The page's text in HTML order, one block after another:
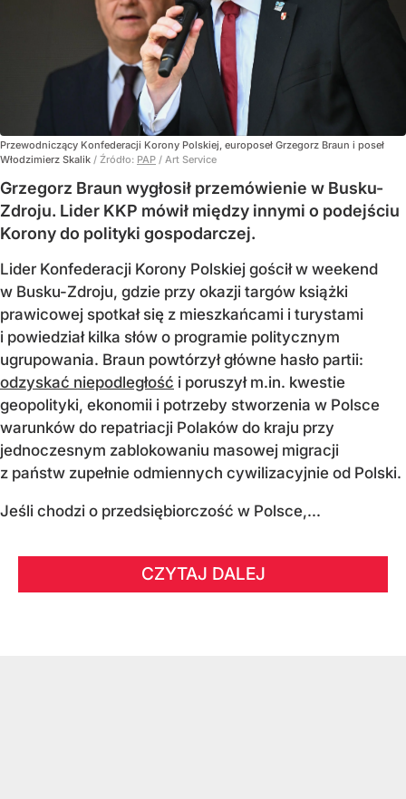
Przewodniczący Konfederacji Korony Polskiej, europoseł Grzegorz Braun i poseł
Włodzimierz Skalik / Źródło: PAP / Art Service
Grzegorz Braun wygłosił przemówienie w Busku-
Zdroju. Lider KKP mówił między innymi o podejściu
Korony do polityki gospodarczej.
Lider Konfederacji Korony Polskiej gościł w weekend
w Busku-Zdroju, gdzie przy okazji targów książki
prawicowej spotkał się z mieszkańcami i turystami
i powiedział kilka słów o programie politycznym
ugrupowania. Braun powtórzył główne hasło partii:
odzyskać niepodległość i poruszył m.in. kwestie
geopolityki, ekonomii i potrzeby stworzenia w Polsce
warunków do repatriacji Polaków do kraju przy
jednoczesnym zablokowaniu masowej migracji
z państw zupełnie odmiennych cywilizacyjnie od Polski.
Jeśli chodzi o przedsiębiorczość w Polsce,...
CZYTAJ DALEJ